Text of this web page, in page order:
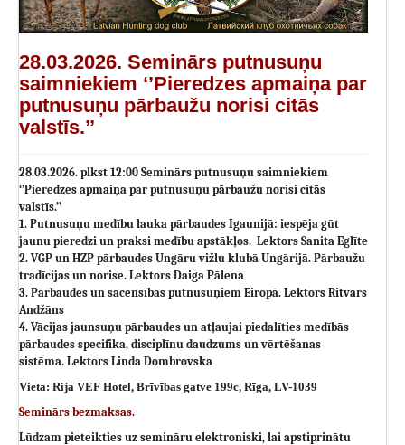
28.03.2026. Seminārs putnusuņu
saimniekiem ‘’Pieredzes apmaiņa par
putnusuņu pārbaužu norisi citās
valstīs.’’
28.03.2026. plkst 12:00 Seminārs putnusuņu saimniekiem
‘’Pieredzes apmaiņa par putnusuņu pārbaužu norisi citās
valstīs.’’
1. Putnusuņu medību lauka pārbaudes Igaunijā: iespēja gūt
jaunu pieredzi un praksi medību apstākļos. Lektors Sanita Eglīte
2. VGP un HZP pārbaudes Ungāru vižlu klubā Ungārijā. Pārbaužu
tradīcijas un norise. Lektors Daiga Pālena
3. Pārbaudes un sacensības putnusuņiem Eiropā. Lektors Ritvars
Andžāns
4. Vācijas jaunsuņu pārbaudes un atļaujai piedalīties medībās
pārbaudes specifika, disciplīnu daudzums un vērtēšanas
sistēma. Lektors Linda Dombrovska
Vieta: Rija VEF Hotel, Brīvības gatve 199c, Rīga, LV-1039
Seminārs bezmaksas.
Lūdzam pieteikties uz semināru elektroniski, lai apstiprinātu